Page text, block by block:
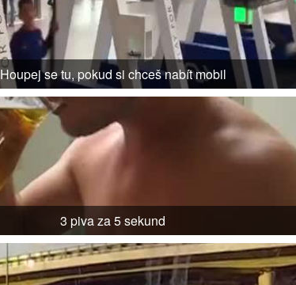
Houpej se tu, pokud si chceš nabít mobil
3 piva za 5 sekund